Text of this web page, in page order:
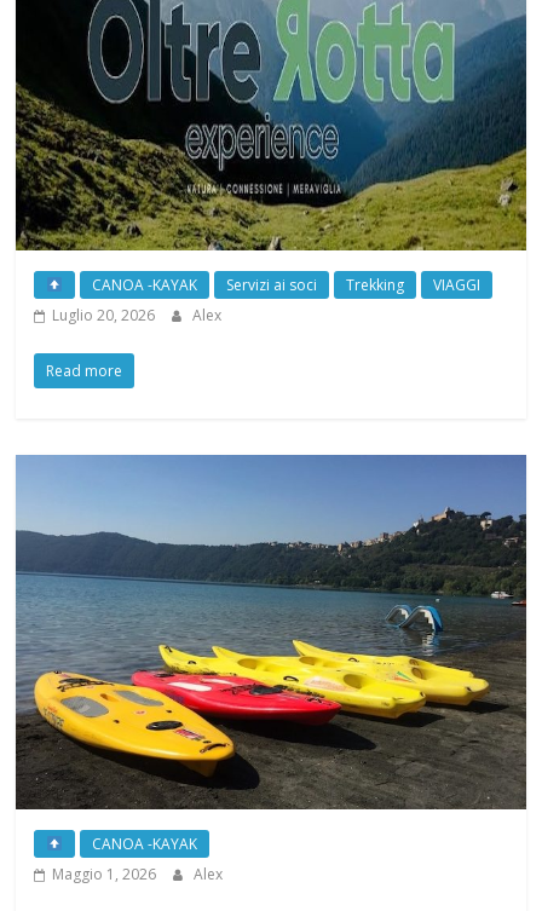
CANOA -KAYAK Servizi ai soci Trekking
VIAGGI
Luglio 20, 2026
Alex
Read more
CANOA -KAYAK
Maggio 1, 2026
Alex